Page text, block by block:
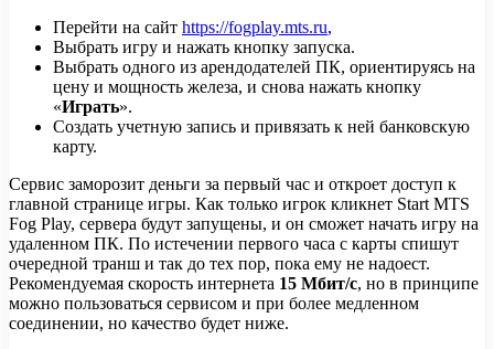
Перейти на сайт https://fogplay.mts.ru,
Выбрать игру и нажать кнопку запуска.
Выбрать одного из арендодателей ПК, ориентируясь на
цену и мощность железа, и снова нажать кнопку
«Играть».
Создать учетную запись и привязать к ней банковскую
карту.
Сервис заморозит деньги за первый час и откроет доступ к
главной странице игры. Как только игрок кликнет Start MTS
Fog Play, сервера будут запущены, и он сможет начать игру на
удаленном ПК. По истечении первого часа с карты спишут
очередной транш и так до тех пор, пока ему не надоест.
Рекомендуемая скорость интернета 15 Мбит/c, но в принципе
можно пользоваться сервисом и при более медленном
соединении, но качество будет ниже.